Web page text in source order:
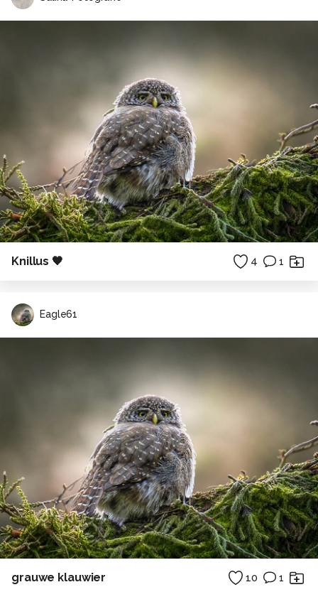
Knillus 🖤 4 1
Eagle61
grauwe klauwier 10 1